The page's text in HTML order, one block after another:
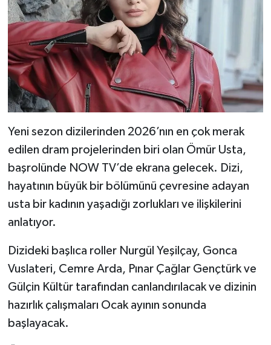
Yeni sezon dizilerinden 2026’nın en çok merak
edilen dram projelerinden biri olan Ömür Usta,
başrolünde NOW TV’de ekrana gelecek. Dizi,
hayatının büyük bir bölümünü çevresine adayan
usta bir kadının yaşadığı zorlukları ve ilişkilerini
anlatıyor.
Dizideki başlıca roller Nurgül Yeşilçay, Gonca
Vuslateri, Cemre Arda, Pınar Çağlar Gençtürk ve
Gülçin Kültür tarafından canlandırılacak ve dizinin
hazırlık çalışmaları Ocak ayının sonunda
başlayacak.